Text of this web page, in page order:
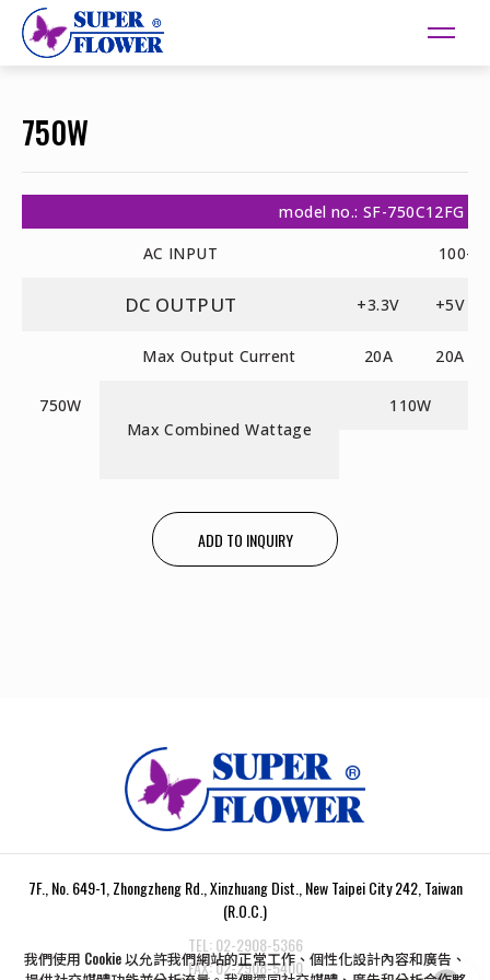
750W
model no.: SF-750C12FG
AC INPUT
100-
DC OUTPUT +3.3V +5V
750W
Max Output Current 20A 20A
Max Combined Wattage
110W
ADD TO INQUIRY
7F., No. 649-1, Zhongzheng Rd., Xinzhuang Dist., New Taipei City 242, Taiwan
(R.O.C.)
TEL: 02-2908-5366
FAX:02-2908-5400
我們使用 Cookie 以允許我們網站的正常工作、個性化設計內容和廣告、